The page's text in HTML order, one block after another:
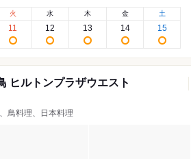
火
11
水
12
木
13
金
14
土
15
ヒルトンプラザウエスト
鳥料理、日本料理